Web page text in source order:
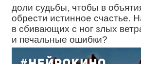
доли судьбы, чтобы в
обрести истинное счастье.
в сбивающих с ног злых
и печальные ошибки?